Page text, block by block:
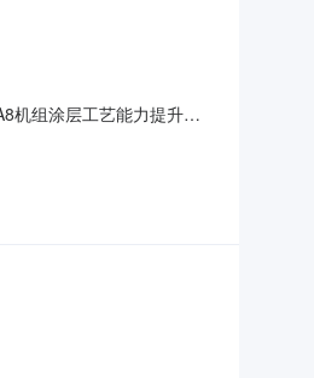
机组涂层工艺能力提升项